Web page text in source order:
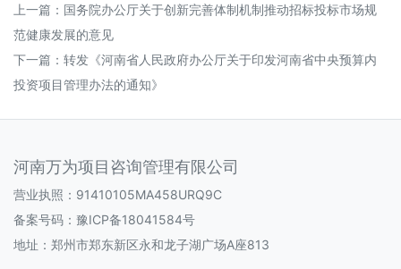
上一篇： 国务院办公厅关于创新完善体制机制推动招标投标市场规
范健康发展的意见
下一篇： 转发《河南省人民政府办公厅关于印发河南省中央预算内
投资项目管理办法的通知》
河南万为项目咨询管理有限公司
营业执照：91410105MA458URQ9C
备案号码： 豫ICP备18041584号
地址：郑州市郑东新区永和龙子湖广场A座813